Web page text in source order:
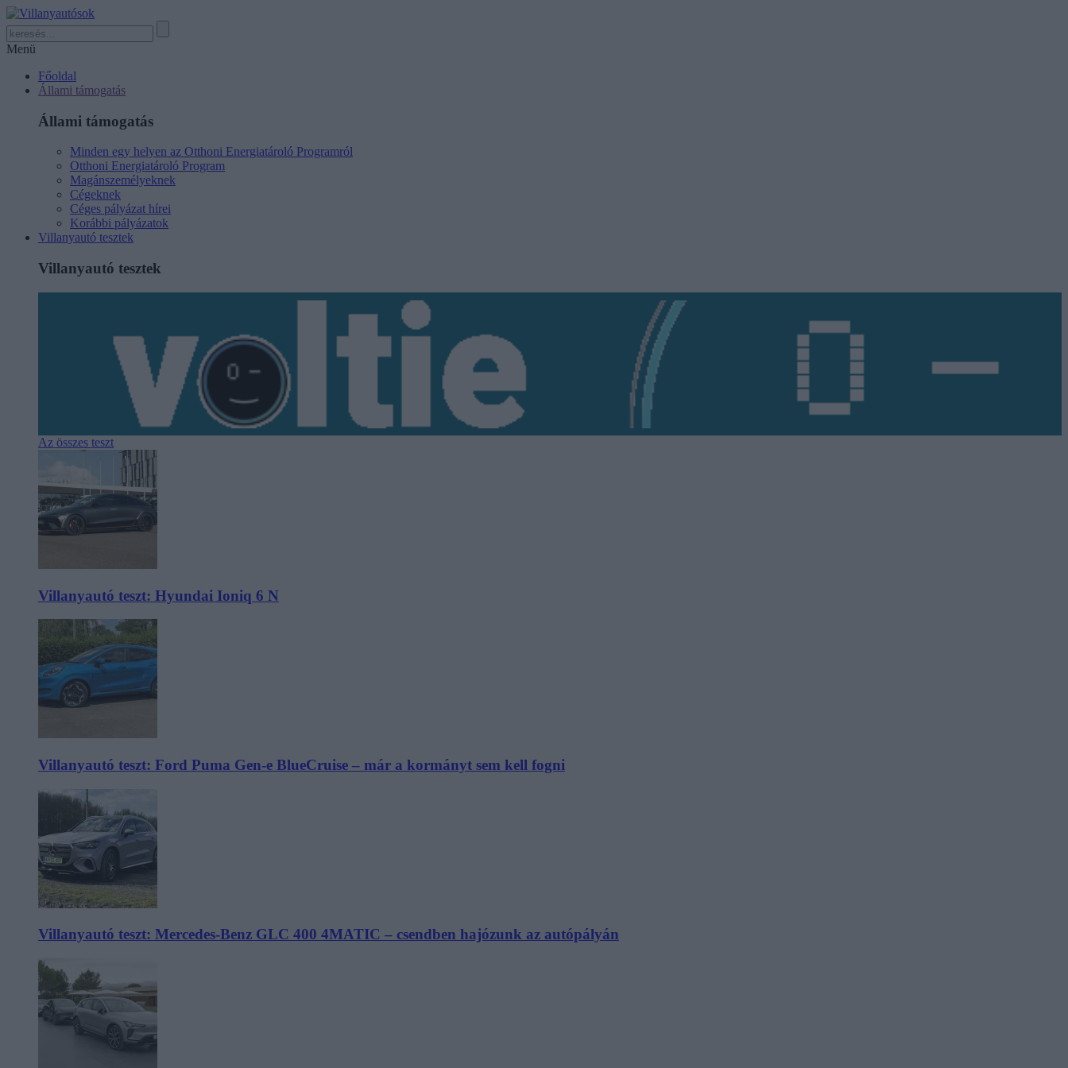
Menü
Főoldal
Állami támogatás
Állami támogatás
Minden egy helyen az Otthoni Energiatároló Programról
Otthoni Energiatároló Program
Magánszemélyeknek
Cégeknek
Céges pályázat hírei
Korábbi pályázatok
Villanyautó tesztek
Villanyautó tesztek
Az összes teszt
Villanyautó teszt: Hyundai Ioniq 6 N
Villanyautó teszt: Ford Puma Gen-e BlueCruise – már a kormányt sem kell fogni
Villanyautó teszt: Mercedes-Benz GLC 400 4MATIC – csendben hajózunk az autópályán